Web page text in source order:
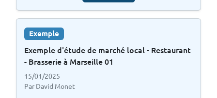
Exemple
Exemple d'étude de marché local - Restaurant
- Brasserie à Marseille 01
15/01/2025
Par David Monet